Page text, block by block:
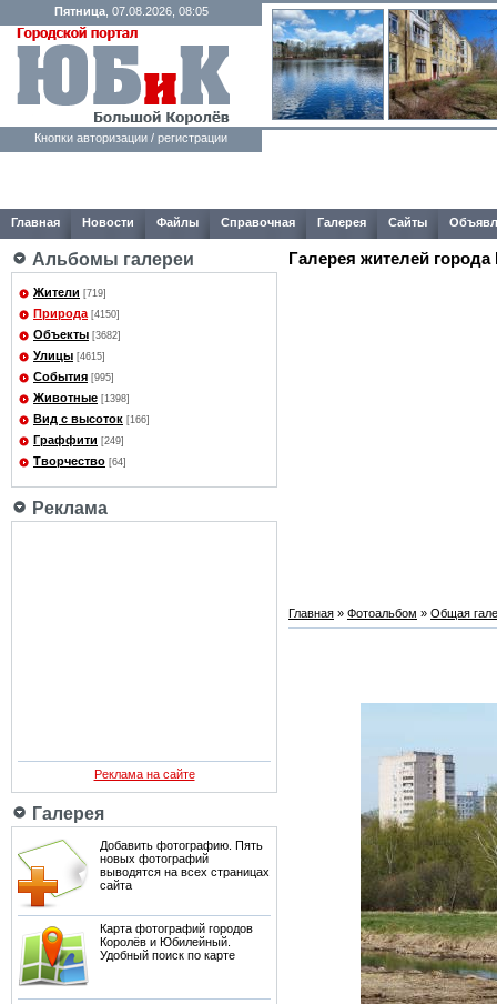
Пятница, 07.08.2026, 08:05
Кнопки авторизации / регистрации
Главная Новости Файлы Справочная Галерея Сайты
Альбомы галереи
Жители [719]
Природа [4150]
Объекты [3682]
Улицы [4615]
События [995]
Животные [1398]
Вид с высоток [166]
Граффити [249]
Творчество [64]
Реклама
Реклама на сайте
Галерея
Добавить фотографию. Пять
новых фотографий
выводятся на всех страницах
сайта
Карта фотографий городов
Королёв и Юбилейный.
Удобный поиск по карте
Галерея жителей города
Главная » Фотоальбом » Общая